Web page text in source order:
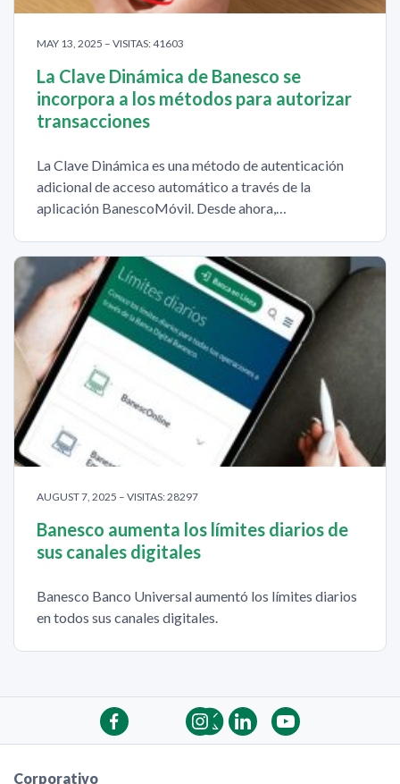
MAY 13, 2025 – VISITAS: 41603
La Clave Dinámica de Banesco se
incorpora a los métodos para autorizar
transacciones
La Clave Dinámica es una método de autenticación
adicional de acceso automático a través de la
aplicación BanescoMóvil. Desde ahora,…
AUGUST 7, 2025 – VISITAS: 28297
Banesco aumenta los límites diarios de
sus canales digitales
Banesco Banco Universal aumentó los límites diarios
en todos sus canales digitales.
Corporativo